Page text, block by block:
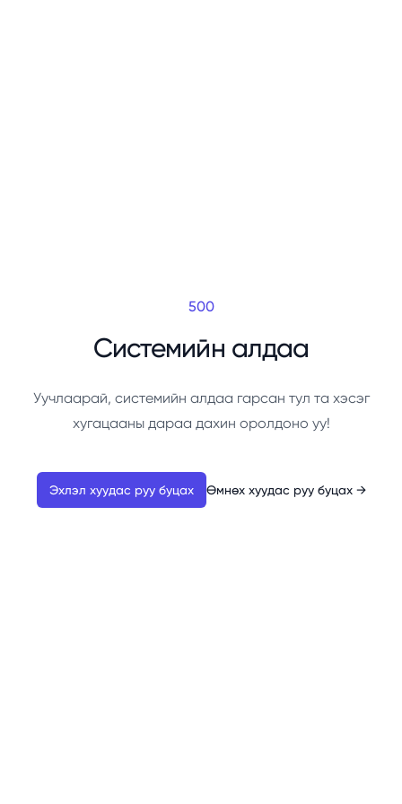
500
Системийн алдаа
Уучлаарай, системийн алдаа гарсан тул та хэсэг
хугацааны дараа дахин оролдоно уу!
Эхлэл хуудас руу буцах Өмнөх хуудас руу буцах →